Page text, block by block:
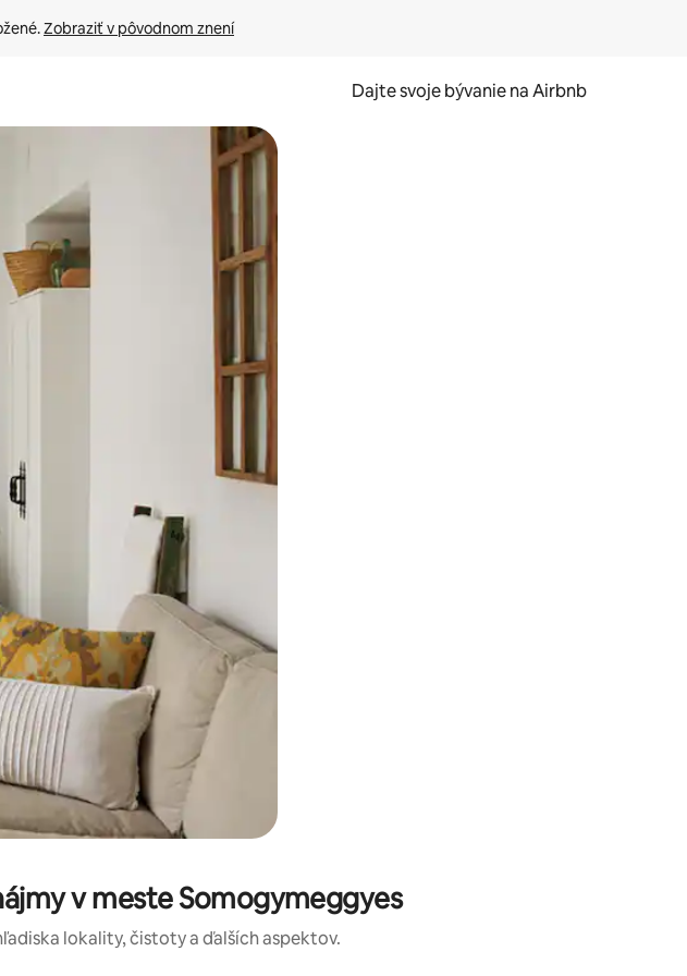
Zobraziť v pôvodnom znení
Dajte svoje bývanie na Airbnb
a nadol alebo ich preskúmať pomocou dotykových gest či potiahnutia prstom.
v meste Somogymeggyes
lokality, čistoty a ďalších aspektov.